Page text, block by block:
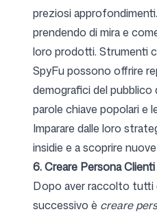
preziosi
prendendo di mira e
loro prodotti. Strumenti
SpyFu possono offrire
demografici del
parole chiave popolari e
Imparare dalle loro
insidie e a scoprire
6. Creare Persona Clienti
Dopo aver raccolto tutti
successivo è creare